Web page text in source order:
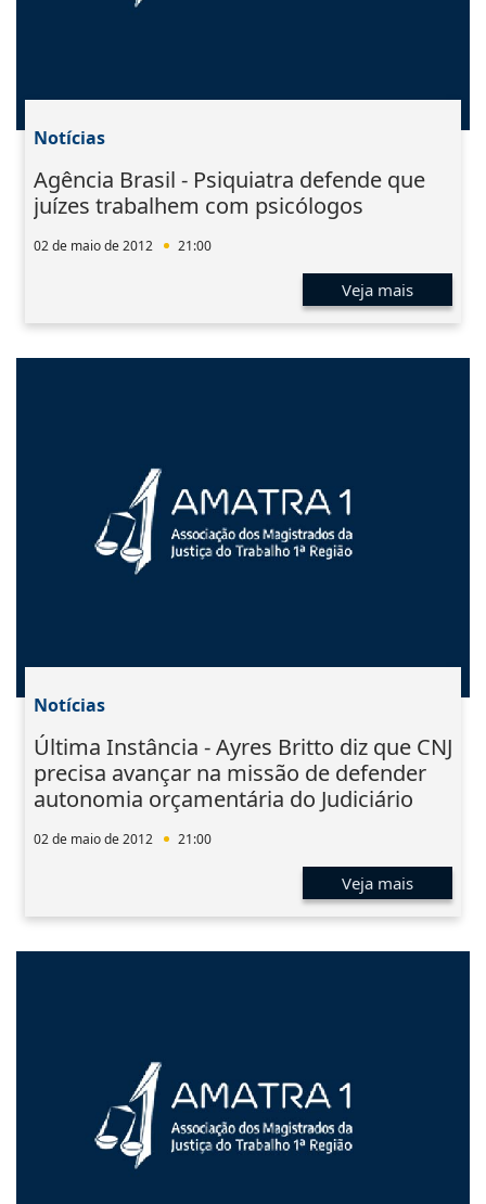
Notícias
Agência Brasil - Psiquiatra defende que
juízes trabalhem com psicólogos
02 de maio de 2012 21:00
Veja mais
Notícias
Última Instância - Ayres Britto diz que CNJ
precisa avançar na missão de defender
autonomia orçamentária do Judiciário
02 de maio de 2012 21:00
Veja mais